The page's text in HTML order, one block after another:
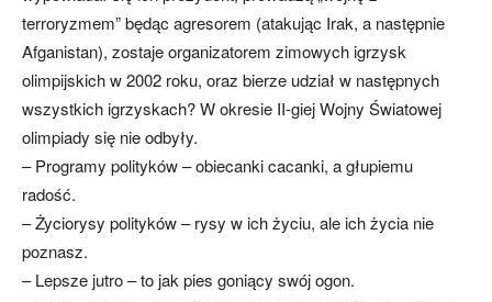
terroryzmem” będąc agresorem (atakując Irak, a następnie
Afganistan), zostaje organizatorem zimowych igrzysk
olimpijskich w 2002 roku, oraz bierze udział w następnych
wszystkich igrzyskach? W okresie II-giej Wojny Światowej
olimpiady się nie odbyły.
– Programy polityków – obiecanki cacanki, a głupiemu
radość.
– Życiorysy polityków – rysy w ich życiu, ale ich życia nie
poznasz.
– Lepsze jutro – to jak pies goniący swój ogon.